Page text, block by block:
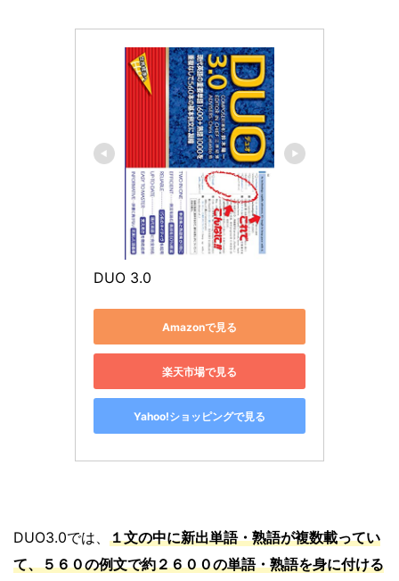
DUO 3.0
Amazonで見る
楽天市場で見る
Yahoo!ショッピングで見る
DUO3.0では、 １文の中に新出単語・熟語が複数載ってい
て、５６０の例文で約２６００の単語・熟語を身に付ける